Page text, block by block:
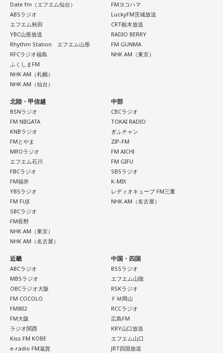
Date fm（エフエム仙台）
ABSラジオ
エフエム秋田
YBC山形放送
Rhythm Station エフエム山形
RFCラジオ福島
ふくしまFM
NHK AM（札幌）
NHK AM（仙台）
FMヨコハマ
LuckyFM茨城放送
CRT栃木放送
RADIO BERRY
FM GUNMA
NHK AM（東京）
北陸・甲信越
BSNラジオ
FM NIIGATA
KNBラジオ
FMとやま
MROラジオ
エフエム石川
FBCラジオ
FM福井
YBSラジオ
FM FUJI
SBCラジオ
FM長野
NHK AM（東京）
NHK AM（名古屋）
中部
CBCラジオ
TOKAI RADIO
ぎふチャン
ZIP-FM
FM AICHI
FM GIFU
SBSラジオ
K-MIX
レディオキューブ FM三重
NHK AM（名古屋）
近畿
ABCラジオ
MBSラジオ
OBCラジオ大阪
FM COCOLO
FM802
FM大阪
ラジオ関西
Kiss FM KOBE
e-radio FM滋賀
中国・四国
BSSラジオ
エフエム山陰
RSKラジオ
ＦＭ岡山
RCCラジオ
広島FM
KRY山口放送
エフエム山口
JRT四国放送